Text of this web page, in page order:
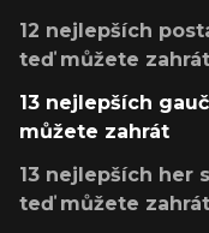
12 nejlepších
teď můžete zahrát
13 nejlepších
můžete zahrát
13 nejlepších her
teď můžete zahrát